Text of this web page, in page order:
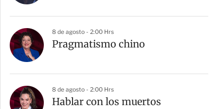
8 de agosto - 2:00 Hrs
Pragmatismo chino
8 de agosto - 2:00 Hrs
Hablar con los muertos